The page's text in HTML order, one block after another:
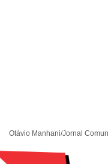
Otávio Manhani/Jornal